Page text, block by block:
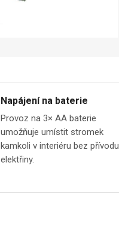
Napájení na baterie
Provoz na 3× AA baterie
umožňuje umístit stromek
kamkoli v interiéru bez přívodu
elektřiny.